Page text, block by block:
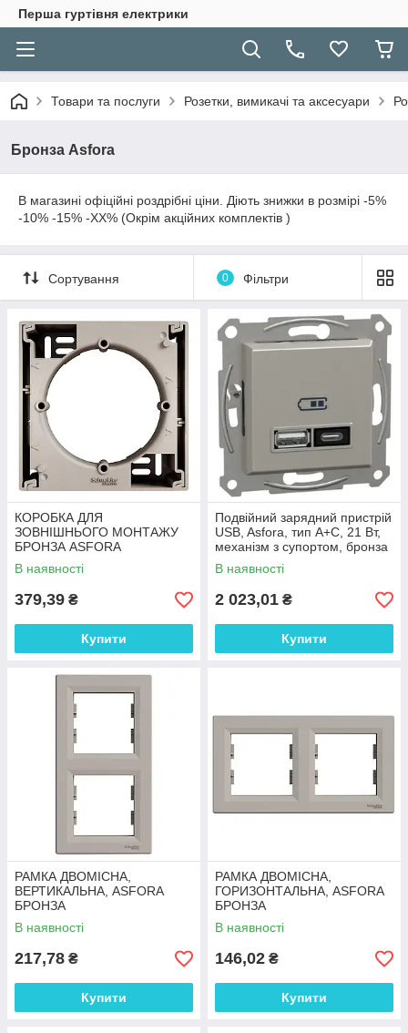
Перша гуртівня електрики
Товари та послуги Розетки, вимикачі та аксесуари
Бронза Asfora
В магазині офіційні роздрібні ціни. Діють знижки в розмірі -5%
-10% -15% -ХХ% (Окрім акційних комплектів )
Сортування 0 Фільтри
КОРОБКА ДЛЯ
ЗОВНІШНЬОГО МОНТАЖУ
БРОНЗА ASFORA
В наявності
379,39 ₴
Купити
Подвійний зарядний пристрій
USB, Asfora, тип A+C, 21 Вт,
механізм з супортом, бронза
В наявності
2 023,01 ₴
Купити
РАМКА ДВОМІСНА,
ВЕРТИКАЛЬНА, ASFORA
БРОНЗА
В наявності
217,78 ₴
Купити
РАМКА ДВОМІСНА,
ГОРИЗОНТАЛЬНА, ASFORA
БРОНЗА
В наявності
146,02 ₴
Купити